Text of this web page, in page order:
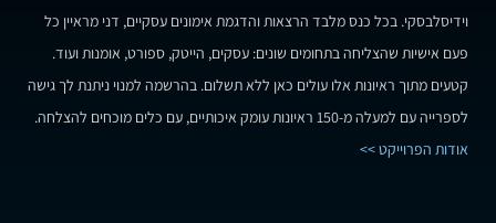
וידיסלבסקי. בכל כנס מלבד הרצאות והדגמת אימונים עסקיים, דני מראיין כל
פעם אישיות שהצליחה בתחומים שונים: עסקים, הייטק, ספורט, אומנות ועוד.
קטעים מתוך ראיונות אלו עולים כאן ללא תשלום. בהרשמה למנוי ניתנת לך גישה
לספרייה עם למעלה מ-150 ראיונות עומק איכותיים, עם כלים מוכחים להצלחה.
אודות הפרוייקט >>